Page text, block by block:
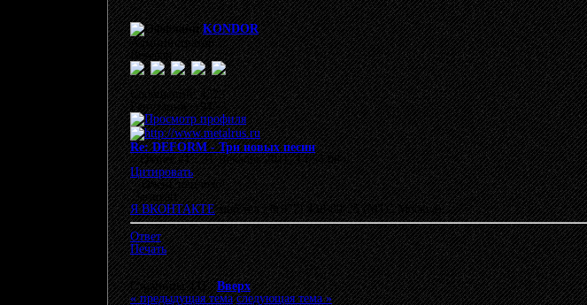
KONDOR
Администратор
Ветеран
Сообщений: 4323
Репутация: +94/-3
Re: DEFORM - Три новых песни
«Ответ #1 :31 Декабрь 2011, 14:54:08 »
Цитировать
Очень неплохо!
Записан
Я ВКОНТАКТЕмоб.тел.: 8(977) 438-80-25 (МТС Москва)
Ответ
Печать
Страницы: [1]Вверх
« предыдущая тема следующая тема »